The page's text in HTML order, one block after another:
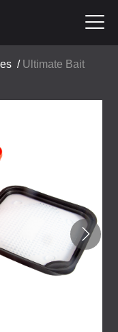
/ Ultimate Bait